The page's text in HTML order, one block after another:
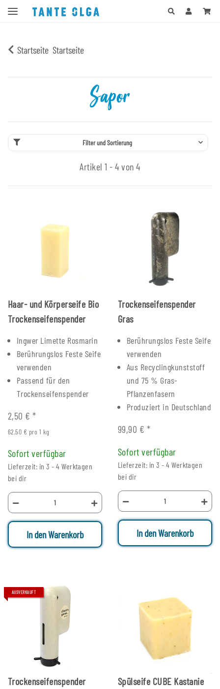
Startseite Startseite
Sapor
Filter und Sortierung
Artikel 1 - 4 von 4
Haar- und Körperseife Bio
Trockenseifenspender
Ingwer Limette Rosmarin
Berührungslos Feste Seife
verwenden
Passend für den
Trockenseifenspender
2,50 €*
62,50 € pro 1 kg
Sofort verfügbar
Lieferzeit: in 3 - 4 Werktagen
bei dir
In den Warenkorb
Trockenseifenspender
Gras
Berührungslos Feste Seife
verwenden
Aus Recyclingkunststoff
und 75 % Gras-
Pflanzenfasern
Produziert in Deutschland
99,90 € *
Sofort verfügbar
Lieferzeit: in 3 - 4 Werktagen
bei dir
In den Warenkorb
AUSVERKAUFT
Trockenseifenspender
Spülseife CUBE Kastanie